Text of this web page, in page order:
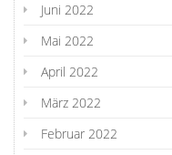
Juni 2022
Mai 2022
April 2022
März 2022
Februar 2022